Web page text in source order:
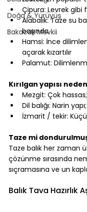
Doğa & Yürüyüş
Bakacak Mevkii
Çipura: Levrek gibi
Alabalık: Taze su
başında
Hamsi: İnce
açarak kızartılır
Palamut:
Kırılgan yapısı
Mezgit: Çok
Dil balığı: Narin
İzmarit / tekir:
Taze mi
Taze balık her zaman
çözünme sırasında
sıçramasına ve un
Balık Tava Hazırlık